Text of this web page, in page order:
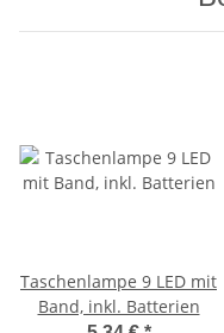
Taschenlampe 9 LED mit
Band, inkl. Batterien